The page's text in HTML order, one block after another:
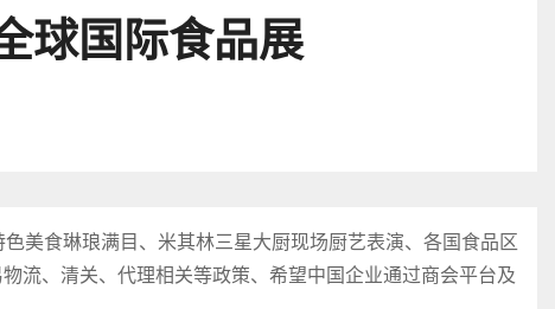
球国际食品展
美食琳琅满目、米其林三星大厨现场厨艺表演、各国食品区
流、清关、代理相关等政策、希望中国企业通过商会平台及